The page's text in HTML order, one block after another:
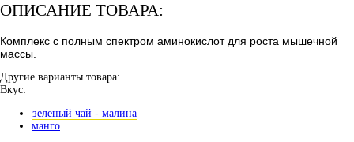
ОПИСАНИЕ ТОВАРА:
Комплекс с полным спектром аминокислот для роста мышечной
массы.
Другие варианты товара:
Вкус:
зеленый чай - малина
манго